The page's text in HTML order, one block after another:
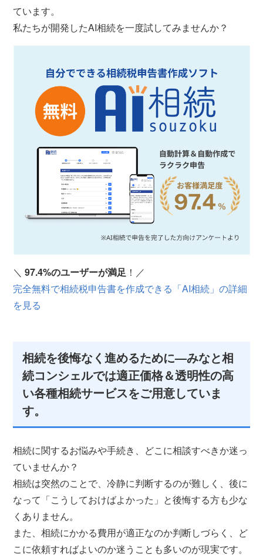
ています。
私たちが開発したAI相続を一度試してみませんか？
＼97.4%のユーザーが満足 ！／
完全無料で相続税申告書を作成できる「AI相続」の詳細
を見る
相続を後悔なく進めるために—みなと相
続コンシェルでは適正価格＆透明性の高
い各種相続サービスをご用意していま
す。
相続に関するお悩みや手続き、どこに相談すべきか迷っ
ていませんか？
相続は突然のことで、冷静に判断するのが難しく、後に
なって「こうしておけばよかった」と後悔する方も少な
くありません。
また、相続にかかる費用が適正なのか判断しづらく、ど
こに依頼すればよいのか迷うことも多いのが現実です。